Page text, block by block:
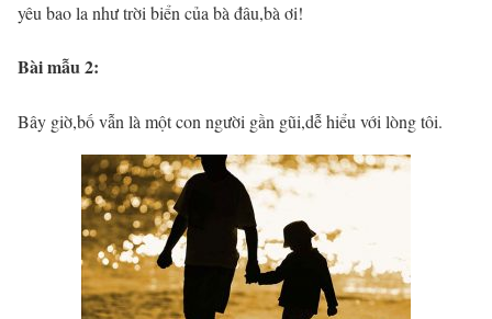
yêu bao la như trời biển của bà đâu,bà ơi!
Bài mẫu 2:
Bây giờ,bố vẫn là một con người gần gũi,dễ hiểu với lòng tôi.